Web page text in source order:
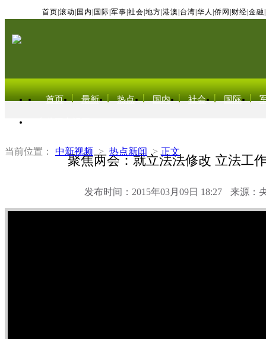
首页 滚动 国内 国际 军事 社会 地方 港澳 台湾 华人 侨网 财经 金融
首页 最新 热点 国内 社会 国际
当前位置： 中新视频 > 热点新闻 > 正文
聚焦两会：就立法法修改 立法工
发布时间：2015年03月09日 18:27 来源：